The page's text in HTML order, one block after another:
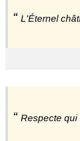
L'Éternel
Respecte qui